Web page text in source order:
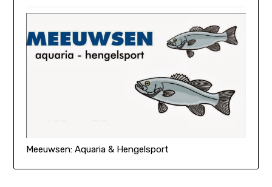
Meeuwsen: Aquaria & Hengelsport